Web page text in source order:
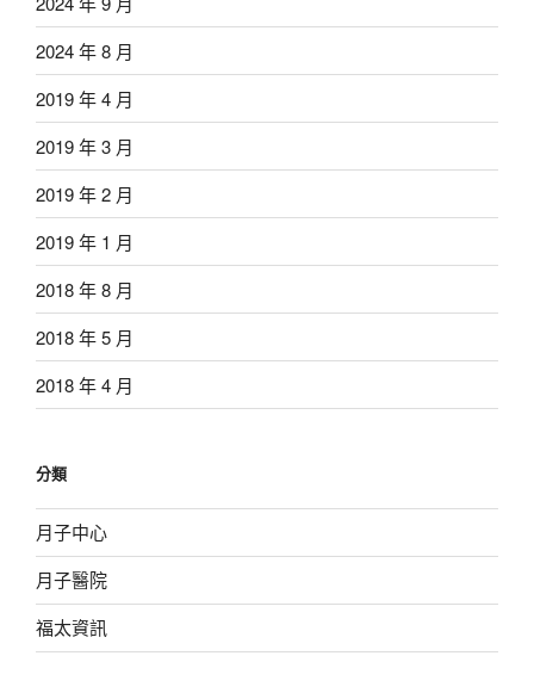
2024 年 8 月
2019 年 4 月
2019 年 3 月
2019 年 2 月
2019 年 1 月
2018 年 8 月
2018 年 5 月
2018 年 4 月
分類
月子中心
月子醫院
福太資訊